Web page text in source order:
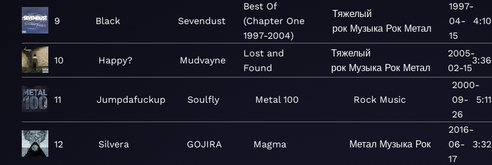
9 Black Sevendust
Best Of
(Chapter One
1997-2004)
Тяжелый
рок Музыка Рок Метал
1997-
04-
15
4:10
10 Happy? Mudvayne
Lost and
Found
Тяжелый
рок Музыка Рок Метал
2005-
02-15
3:36
11 Jumpdafuckup Soulfly Metal 100 Rock Music
2000-
09-
26
5:11
12 Silvera GOJIRA Magma Метал Музыка Рок
2016-
06-
17
3:32